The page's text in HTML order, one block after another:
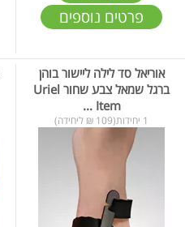
פרטים נוספים
אוריאל סד לילה ליישור בוהן
ברגל שמאל צבע שחור Uriel
Item ...
1 יחידות(109 ₪ ליחידה)